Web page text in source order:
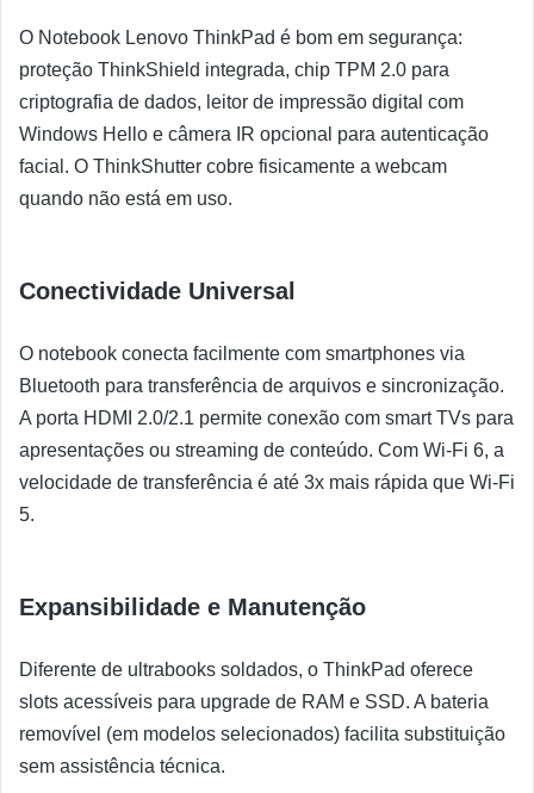
O Notebook Lenovo ThinkPad é bom em segurança:
proteção ThinkShield integrada, chip TPM 2.0 para
criptografia de dados, leitor de impressão digital com
Windows Hello e câmera IR opcional para autenticação
facial. O ThinkShutter cobre fisicamente a webcam
quando não está em uso.
Conectividade Universal
O notebook conecta facilmente com smartphones via
Bluetooth para transferência de arquivos e sincronização.
A porta HDMI 2.0/2.1 permite conexão com smart TVs para
apresentações ou streaming de conteúdo. Com Wi-Fi 6, a
velocidade de transferência é até 3x mais rápida que Wi-Fi
5.
Expansibilidade e Manutenção
Diferente de ultrabooks soldados, o ThinkPad oferece
slots acessíveis para upgrade de RAM e SSD. A bateria
removível (em modelos selecionados) facilita substituição
sem assistência técnica.